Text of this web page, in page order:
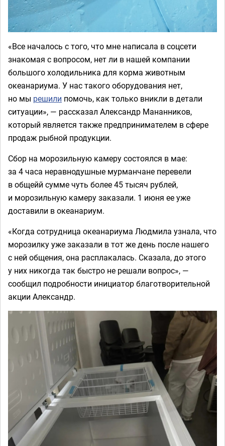
«Все началось с того, что мне написала в соцсети
знакомая с вопросом, нет ли в нашей компании
большого холодильника для корма животным
океанариума. У нас такого оборудования нет,
но мы решили помочь, как только вникли в детали
ситуации», — рассказал Александр Мананников,
который является также предпринимателем в сфере
продаж рыбной продукции.
Сбор на морозильную камеру состоялся в мае:
за 4 часа неравнодушные мурманчане перевели
в общейй сумме чуть более 45 тысяч рублей,
и морозильную камеру заказали. 1 июня ее уже
доставили в океанариум.
«Когда сотрудница океанариума Людмила узнала, что
морозилку уже заказали в тот же день после нашего
с ней общения, она расплакалась. Сказала, до этого
у них никогда так быстро не решали вопрос», —
сообщил подробности инициатор благотворительной
акции Александр.